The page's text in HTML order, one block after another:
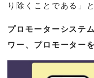
り除くことである」
プロモーターシステ
ワー、プロモーター